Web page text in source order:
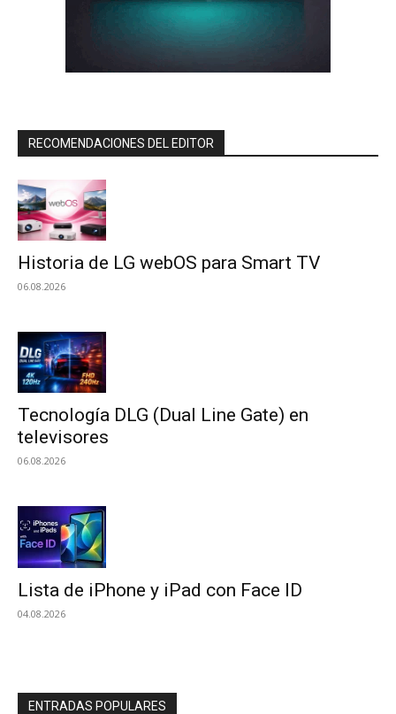
RECOMENDACIONES DEL EDITOR
Historia de LG webOS para Smart TV
06.08.2026
Tecnología DLG (Dual Line Gate) en
televisores
06.08.2026
Lista de iPhone y iPad con Face ID
04.08.2026
ENTRADAS POPULARES